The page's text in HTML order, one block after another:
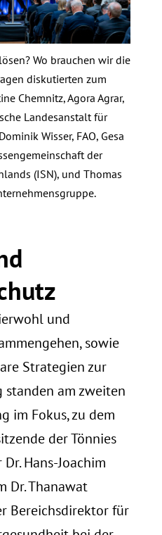
Wo brauchen wir die
diskutierten zum
Chemnitz, Agora Agrar,
Landesanstalt für
Wisser, FAO, Gesa
der
(ISN), und Thomas
und
sowie
Strategien zur
standen am zweiten
im Fokus, zu dem
der Tönnies
Hans-Joachim
Dr. Thanawat
Bereichsdirektor für